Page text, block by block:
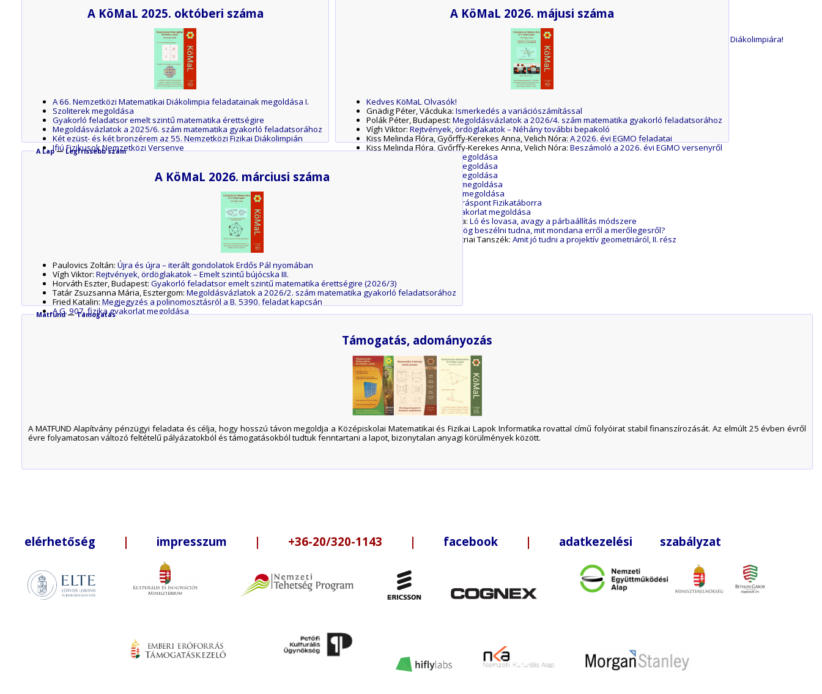
Tait tétele és a 3-reguláris gráfok – a B. 5403. feladat háttere
A 2024–2025-ös tanévi pontversenyek végeredménye
Beszámoló a 9. Európai Fizikai Diákolimpiáról
Indulj az Athletica Galactica versenyén, hogy kijuthass a Nemzetközi Csillagászati és Asztrofizikai Diákolimpiára!
A KöMaL 2025. októberi száma
A 66. Nemzetközi Matematikai Diákolimpia feladatainak megoldása I.
Szoliterek megoldása
Gyakorló feladatsor emelt szintű matematika érettségire
Megoldásvázlatok a 2025/6. szám matematika gyakorló feladatsorához
Két ezüst- és két bronzérem az 55. Nemzetközi Fizikai Diákolimpián
Ifjú Fizikusok Nemzetközi Versenye
KöMaL Ankét, 2025. október 31 – november 1.
A KöMaL 2026. májusi száma
Kedves KöMaL Olvasók!
Gnädig Péter, Vácduka: Ismerkedés a variációszámítással
Polák Péter, Budapest: Megoldásvázlatok a 2026/4. szám matematika gyakorló feladatsorához
Vígh Viktor: Rejtvények, ördöglakatok – Néhány további bepakoló
Kiss Melinda Flóra, Győrffy-Kerekes Anna, Velich Nóra: A 2026. évi EGMO feladatai
Kiss Melinda Flóra, Győrffy-Kerekes Anna, Velich Nóra: Beszámoló a 2026. évi EGMO versenyről
A P. 5717. fizika feladat megoldása
A P. 5707. fizika feladat megoldása
A P. 5706. fizika feladat megoldása
A G. 915. fizika gyakorlat megoldása
Az M. 447. mérési feladat megoldása
Felhívás a Forráspont Fizikatáborra
A C. 1889. matematika gyakorlat megoldása
Róka Sándor, Nyíregyháza: Ló és lovasa, avagy a párbaállítás módszere
Ha ez a háromszög beszélni tudna, mit mondana erről a merőlegesről?
Kiss György, ELTE Geometriai Tanszék: Amit jó tudni a projektív geometriáról, II. rész
A Lap— Legfrissebb szám
A KöMaL 2026. márciusi száma
Paulovics Zoltán: Újra és újra – iterált gondolatok Erdős Pál nyomában
Vígh Viktor: Rejtvények, ördöglakatok – Emelt szintű bújócska III.
Horváth Eszter, Budapest: Gyakorló feladatsor emelt szintű matematika érettségire (2026/3)
Tatár Zsuzsanna Mária, Esztergom: Megoldásvázlatok a 2026/2. szám matematika gyakorló feladatsorához
Fried Katalin: Megjegyzés a polinomosztásról a B. 5390. feladat kapcsán
A G. 907. fizika gyakorlat megoldása
A P. 5674. fizika feladat megoldása
Matfund—Támogatás
Támogatás, adományozás
A MATFUND Alapítvány pénzügyi feladata és célja, hogy hosszú távon megoldja a Középiskolai Matematikai és Fizikai Lapok Informatika rovattal című folyóirat stabil finanszírozását. Az elmúlt 25 évben évről
évre folyamatosan változó feltételű pályázatokból és támogatásokból tudtuk fenntartani a lapot, bizonytalan anyagi körülmények között.
elérhetőség | impresszum | +36-20/320-1143 | facebook | adatkezelési szabályzat